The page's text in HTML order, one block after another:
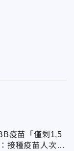
疫苗「僅剩1,5
接種疫苗人次多